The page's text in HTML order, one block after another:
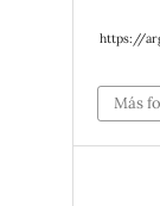
https://
Más